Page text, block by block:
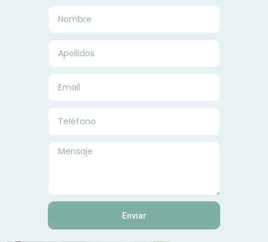
Enviar